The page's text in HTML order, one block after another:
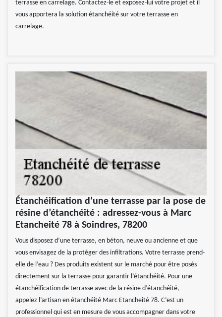
terrasse en carrelage. Contactez-le et exposez-lui votre projet et il
vous apportera la solution étanchéité sur votre terrasse en
carrelage.
Étanchéification d’une terrasse par la pose de
résine d’étanchéité : adressez-vous à Marc
Etancheité 78 à Soindres, 78200
Vous disposez d’une terrasse, en béton, neuve ou ancienne et que
vous envisagez de la protéger des infiltrations. Votre terrasse prend-
elle de l’eau ? Des produits existent sur le marché pour être posés
directement sur la terrasse pour garantir l’étanchéité. Pour une
étanchéification de terrasse avec de la résine d’étanchéité,
appelez l’artisan en étanchéité Marc Etancheité 78. C’est un
professionnel qui est en mesure de vous accompagner dans votre